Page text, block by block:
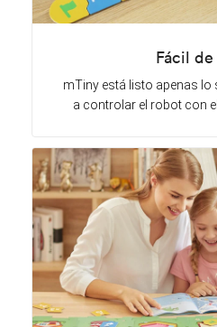
Fácil de
mTiny está listo apenas lo
a controlar el robot con